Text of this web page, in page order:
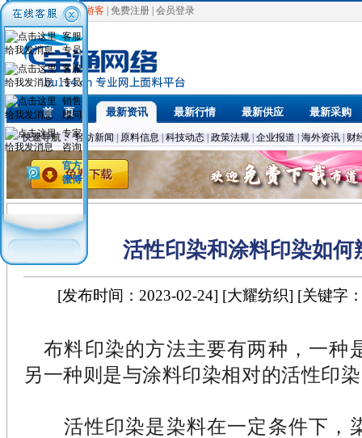
欢迎光临，游客 免费注册 会员登录
首 页 最新资讯 最新行情 最新供应 最新采购
快速导航： 轻纺新闻 原料信息 科技动态 政策法规 企业报道 海外资讯 财
活性印染和涂料印染如何
[发布时间：2023-02-24] [大耀纺织] [关键字
布料印染的方法主要有两种，一种
另一种则是与涂料印染相对的活性印
活性印染是染料在一定条件下，
客服
专员
客服
专员
销售
顾问
专家
咨询
官方
微博